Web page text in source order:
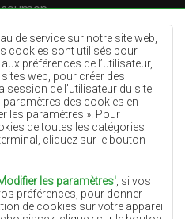
de service sur notre site web,
cookies sont utilisés pour
préférences de l’utilisateur,
web, pour créer des
session de l’utilisateur du site
des cookies en
les paramètres ». Pour
de toutes les catégories
cliquez sur le bouton
les paramètres' , si vos
préférences, pour donner
de cookies sur votre appareil
crème
lilas
jaunes
menthe
bleus
gris